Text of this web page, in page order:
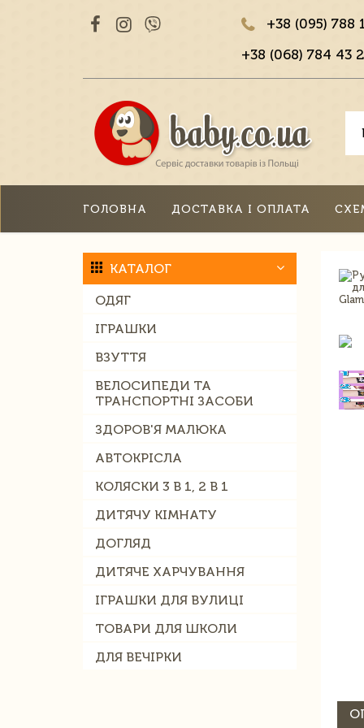
+38 (095) 788
+38 (068) 784 43
ГОЛОВНА ДОСТАВКА І ОПЛАТА
КАТАЛОГ
ОДЯГ
ІГРАШКИ
ВЗУТТЯ
ВЕЛОСИПЕДИ ТА
ТРАНСПОРТНІ ЗАСОБИ
ЗДОРОВ'Я МАЛЮКА
АВТОКРІСЛА
КОЛЯСКИ 3 В 1, 2 В 1
ДИТЯЧУ КІМНАТУ
ДОГЛЯД
ДИТЯЧЕ ХАРЧУВАННЯ
ІГРАШКИ ДЛЯ ВУЛИЦІ
ТОВАРИ ДЛЯ ШКОЛИ
ДЛЯ ВЕЧІРКИ